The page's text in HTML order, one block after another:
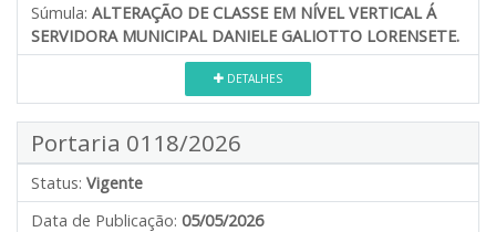
Súmula: ALTERAÇÃO DE CLASSE EM NÍVEL VERTICAL Á
SERVIDORA MUNICIPAL DANIELE GALIOTTO LORENSETE.
DETALHES
Portaria 0118/2026
Status: Vigente
Data de Publicação: 05/05/2026